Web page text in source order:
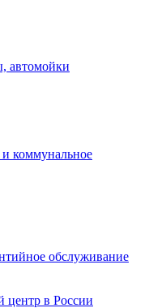
автомойки
коммунальное
обслуживание
центр в России